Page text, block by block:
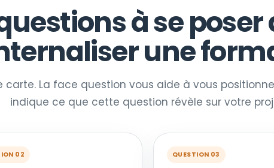
à se
une
carte. La face question vous aide à vous
indique ce que cette question révèle sur votre
02 QUESTION 03